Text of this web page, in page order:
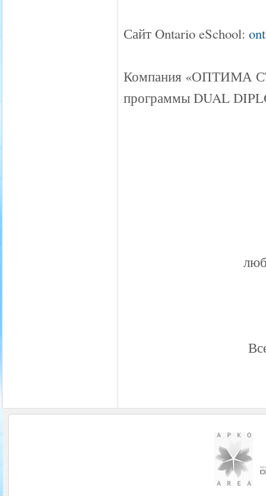
Сайт Ontario eSchool:
Компания «ОПТИМА
программы DUAL